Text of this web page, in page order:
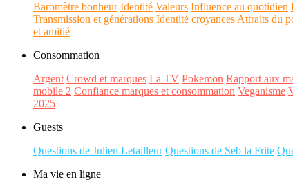
Baromètre bonheur Identité Valeurs Influence au quotidien
Transmission et générations Identité croyances Attraits du
et amitié
Consommation
Argent Crowd et marques La TV Pokemon Rapport aux
mobile 2 Confiance marques et consommation Veganisme
2025
Guests
Questions de Julien Letailleur Questions de Seb la Frite
Ma vie en ligne